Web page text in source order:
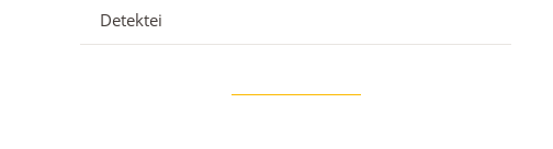
Detektei